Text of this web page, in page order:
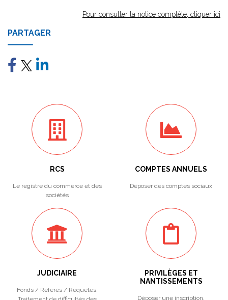
Pour consulter la notice complète, cliquer ici
PARTAGER
RCS
Le registre du commerce et des
sociétés
COMPTES ANNUELS
Déposer des comptes sociaux
JUDICIAIRE
Fonds / Référés / Requêtes.
PRIVILÈGES ET
NANTISSEMENTS
Déposer une inscription.